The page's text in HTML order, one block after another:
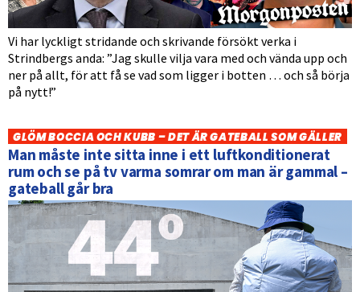
Vi har lyckligt stridande och skrivande försökt verka i
Strindbergs anda: ”Jag skulle vilja vara med och vända upp och
ner på allt, för att få se vad som ligger i botten … och så börja
på nytt!”
GLÖM BOCCIA OCH KUBB – DET ÄR GATEBALL SOM GÄLLER
Man måste inte sitta inne i ett luftkonditionerat
rum och se på tv varma somrar om man är gammal –
gateball går bra